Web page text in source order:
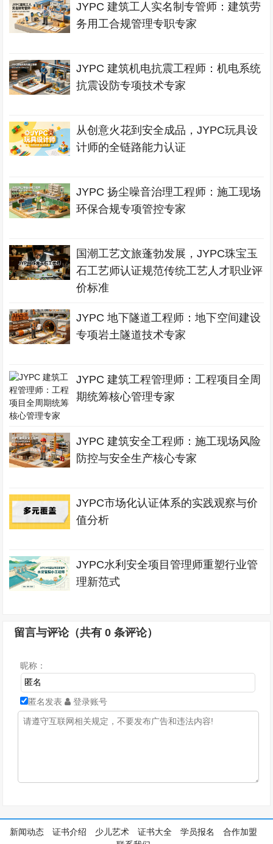
JYPC 建筑工人实名制专管师：建筑劳
务用工合规管理专职专家
JYPC 建筑机电抗震工程师：机电系统
抗震设防专项技术专家
从创意火花到安全成品，JYPC玩具设
计师的全链路能力认证
JYPC 扬尘噪音治理工程师：施工现场
环保合规专项管控专家
国潮工艺文旅蓬勃发展，JYPC珠宝玉
石工艺师认证规范传统工艺人才职业评
价标准
JYPC 地下隧道工程师：地下空间建设
专项岩土隧道技术专家
JYPC 建筑工程管理师：工程项目全周
期统筹核心管理专家
JYPC 建筑安全工程师：施工现场风险
防控与安全生产核心专家
JYPC市场化认证体系的实践观察与价
值分析
JYPC水利安全项目管理师重塑行业管
理新范式
留言与评论（共有0 条评论）
昵称：
匿名发表 登录账号
新闻动态 证书介绍 少儿艺术 证书大全 学员报名
合作加盟